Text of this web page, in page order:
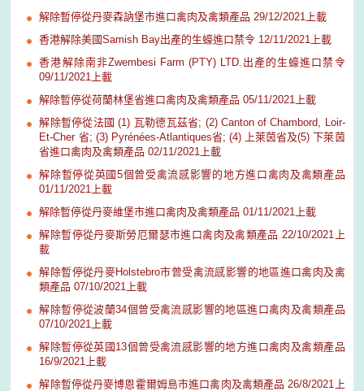
解除暫停從丹麥森訥堡市進口禽肉及禽類產品 29/12/2021上載
香港解除美國Samish Bay出產的生蠔進口禁令 12/11/2021上載
香港解除南非Zwembesi Farm (PTY) LTD.出產的生蠔進口禁令
09/11/2021上載
解除暫停從荷蘭林堡省進口禽肉及禽類產品 05/11/2021上載
解除暫停從法國 (1) 瓦勒德瓦茲省; (2) Canton of Chambord, Loir-
Et-Cher 省; (3) Pyrénées-Atlantiques省; (4) 上萊茵省及(5) 下萊茵
省進口禽肉及禽類產品 02/11/2021上載
解除暫停從英國5個曾受禽流感影響的地方進口禽肉及禽類產品
01/11/2021上載
解除暫停從丹麥維堡市進口禽肉及禽類產品 01/11/2021上載
解除暫停從丹麥斯勞厄爾瑟市進口禽肉及禽類產品 22/10/2021上
載
解除暫停從丹麥Holstebro市曾受禽流感影響的地區進口禽肉及禽
類產品 07/10/2021上載
解除暫停從波蘭34個曾受禽流感影響的地區進口禽肉及禽類產品
07/10/2021上載
解除暫停從英國13個曾受禽流感影響的地方進口禽肉及禽類產品
16/9/2021上載
解除暫停從丹麥博恩霍爾姆島市進口禽肉及禽類產品 26/8/2021上